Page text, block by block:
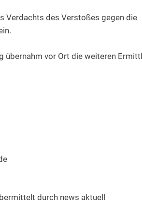
Verdachts des Verstoßes gegen die
übernahm vor Ort die weiteren
durch news aktuell